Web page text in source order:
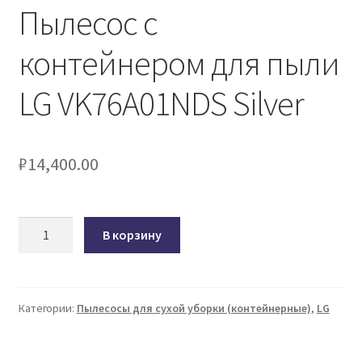
Пылесос с
контейнером для пыли
LG VK76A01NDS Silver
₽14,400.00
контейнером
В корзину
Категории: Пылесосы для сухой уборки (контейнерные), LG